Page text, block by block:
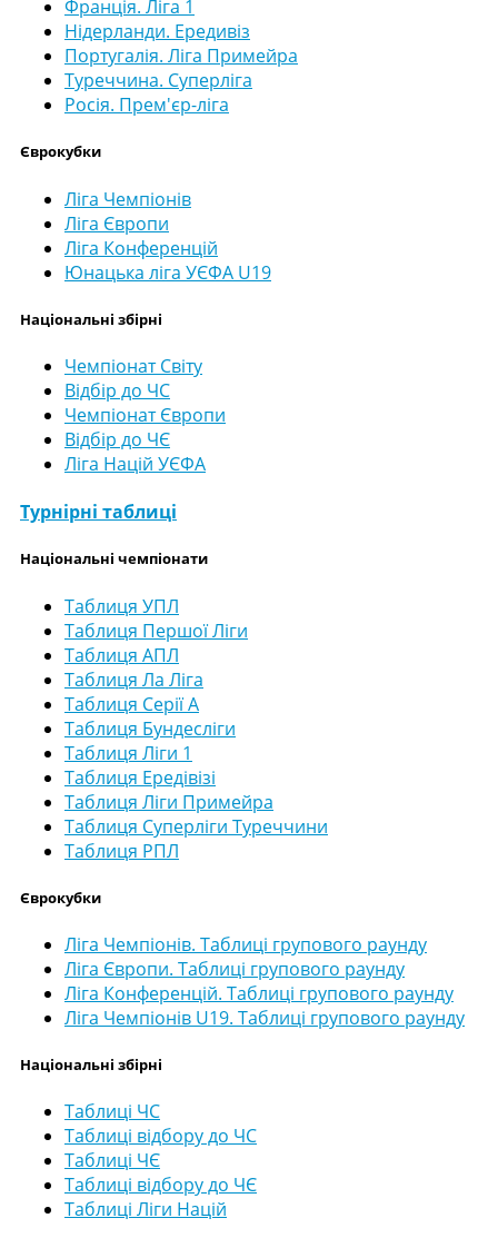
Франція. Ліга 1
Нідерланди. Ередивіз
Португалія. Ліга Примейра
Туреччина. Суперліга
Росія. Прем'єр-ліга
Єврокубки
Ліга Чемпіонів
Ліга Європи
Ліга Конференцій
Юнацька ліга УЄФА U19
Національні збірні
Чемпіонат Світу
Відбір до ЧС
Чемпіонат Європи
Відбір до ЧЄ
Ліга Націй УЄФА
Турнірні таблиці
Національні чемпіонати
Таблиця УПЛ
Таблиця Першої Ліги
Таблиця АПЛ
Таблиця Ла Ліга
Таблиця Серії А
Таблиця Бундесліги
Таблиця Ліги 1
Таблиця Ередівізі
Таблиця Ліги Примейра
Таблиця Суперліги Туреччини
Таблиця РПЛ
Єврокубки
Ліга Чемпіонів. Таблиці групового раунду
Ліга Європи. Таблиці групового раунду
Ліга Конференцій. Таблиці групового раунду
Ліга Чемпіонів U19. Таблиці групового раунду
Національні збірні
Таблиці ЧС
Таблиці відбору до ЧС
Таблиці ЧЄ
Таблиці відбору до ЧЄ
Таблиці Ліги Націй